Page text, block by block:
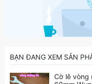
BẠN ĐANG XEM SẢN
Cờ lê vòng